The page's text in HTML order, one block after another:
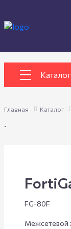
Каталог
Главная Каталог
.
FG-80F
Межсетевой